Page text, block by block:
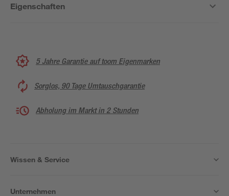
Eigenschaften
5 Jahre Garantie auf toom Eigenmarken
Sorglos, 90 Tage Umtauschgarantie
Abholung im Markt in 2 Stunden
Wissen & Service
Unternehmen